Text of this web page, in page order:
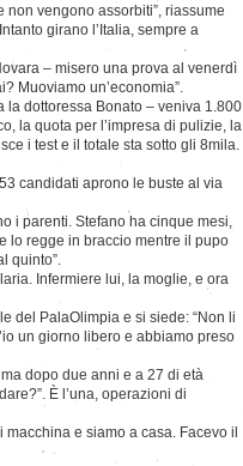
non vengono assorbiti”, riassume
girano l’Italia, sempre a
– misero una prova al venerdì
Muoviamo un’economia”.
la dottoressa Bonato – veniva 1.800
la quota per l’impresa di pulizie, la
i test e il totale sta sotto gli 8mila.
candidati aprono le buste al via
i parenti. Stefano ha cinque mesi,
lo regge in braccio mentre il pupo
quinto”.
Infermiere lui, la moglie, e ora
del PalaOlimpia e si siede: “Non li
un giorno libero e abbiamo preso
dopo due anni e a 27 di età
È l’una, operazioni di
e siamo a casa. Facevo il